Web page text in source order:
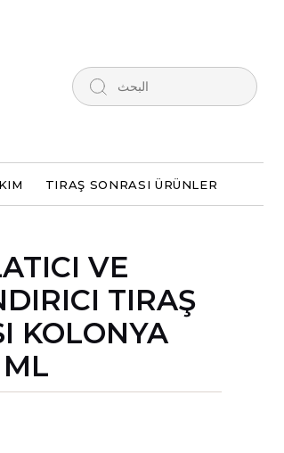
TIRAŞ SONRASI ÜRÜNLER
VE
TIRAŞ
KOLONYA